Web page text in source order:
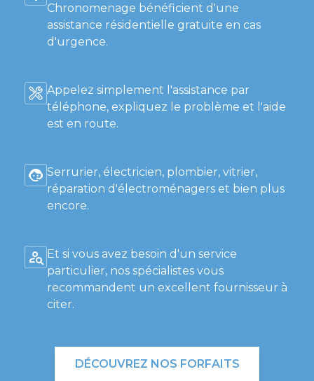
Chronomenage bénéficient d'une
assistance résidentielle gratuite en cas
d'urgence.
Appelez simplement l'assistance par
téléphone, expliquez le problème et l'aide
est en route.
Serrurier, électricien, plombier, vitrier,
réparation d'électroménagers et bien plus
encore.
Et si vous avez besoin d'un service
particulier, nos spécialistes vous
recommandent un excellent fournisseur à
citer.
DÉCOUVREZ NOS FORFAITS